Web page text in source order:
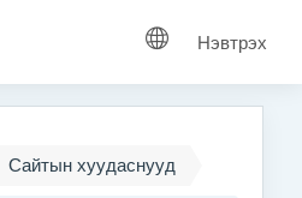
Нэвтрэх
Сайтын хуудаснууд